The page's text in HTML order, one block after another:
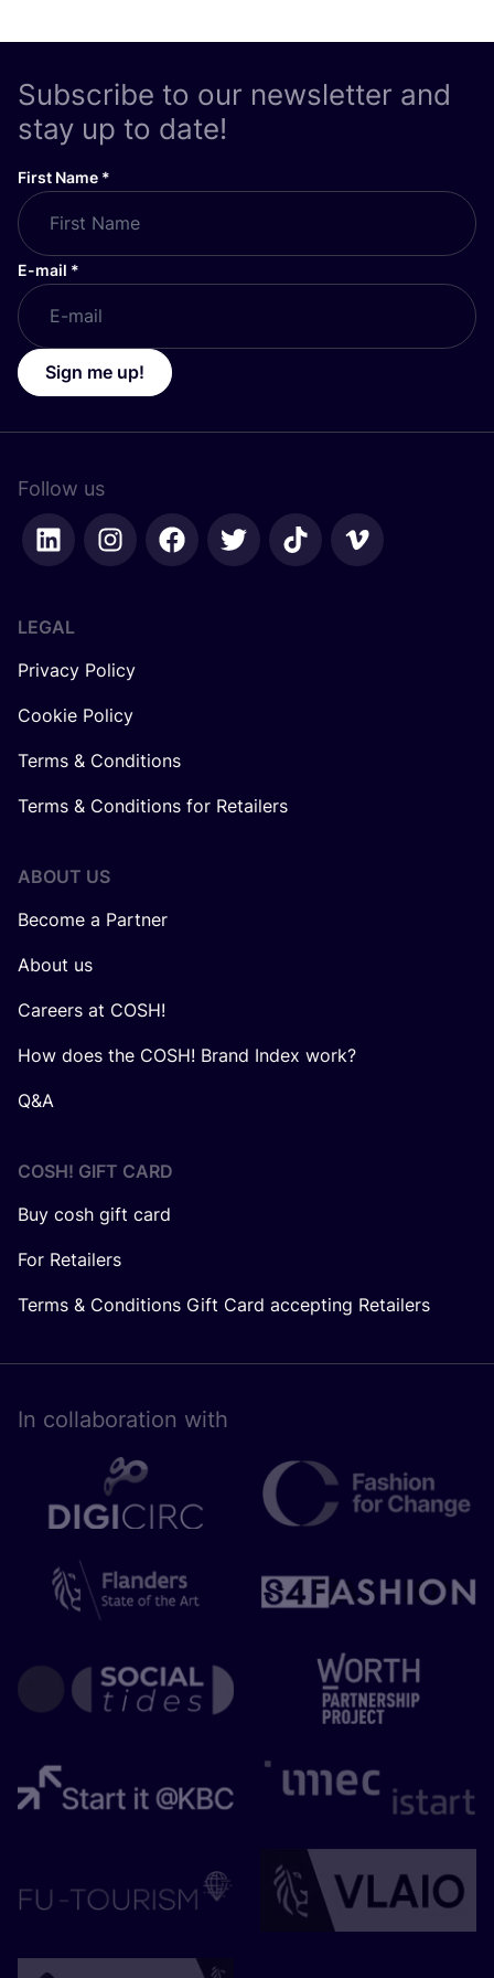
Subscribe to our newsletter and
stay up to date!
First Name *
E-mail *
Sign me up!
Follow us
LEGAL
Privacy Policy
Cookie Policy
Terms & Conditions
Terms & Conditions for Retailers
ABOUT US
Become a Partner
About us
Careers at COSH!
How does the COSH! Brand Index work?
Q&A
COSH! GIFT CARD
Buy cosh gift card
For Retailers
Terms & Conditions Gift Card accepting Retailers
In collaboration with